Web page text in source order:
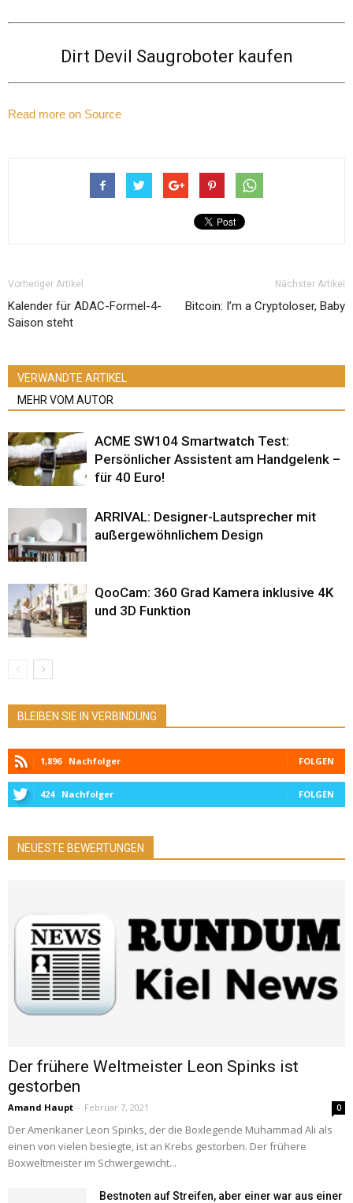
Dirt Devil Saugroboter kaufen
Read more on Source
Vorheriger Artikel
Kalender für ADAC-Formel-4-
Saison steht
Nächster Artikel
Bitcoin: I’m a Cryptoloser, Baby
VERWANDTE ARTIKEL
MEHR VOM AUTOR
ACME SW104 Smartwatch Test:
Persönlicher Assistent am Handgelenk –
für 40 Euro!
ARRIVAL: Designer-Lautsprecher mit
außergewöhnlichem Design
QooCam: 360 Grad Kamera inklusive 4K
und 3D Funktion
BLEIBEN SIE IN VERBINDUNG
1,896 Nachfolger FOLGEN
424 Nachfolger FOLGEN
NEUESTE BEWERTUNGEN
Der frühere Weltmeister Leon Spinks ist
gestorben
Amand Haupt - Februar 7, 2021 0
Der Amerikaner Leon Spinks, der die Boxlegende Muhammad Ali als
einen von vielen besiegte, ist an Krebs gestorben. Der frühere
Boxweltmeister im Schwergewicht...
Bestnoten auf Streifen, aber einer war aus einer